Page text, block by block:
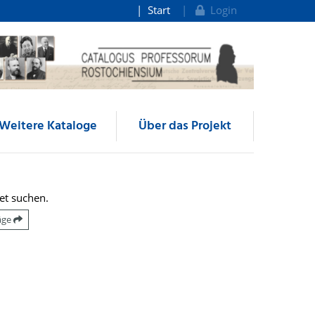
Start Login
Kataloge Über das Projekt
suchen.